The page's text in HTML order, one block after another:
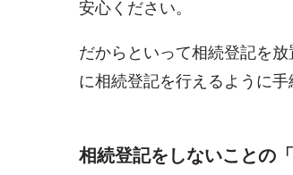
安心ください。
だからといって相続登記を
に相続登記を行えるように手
相続登記をしないことの